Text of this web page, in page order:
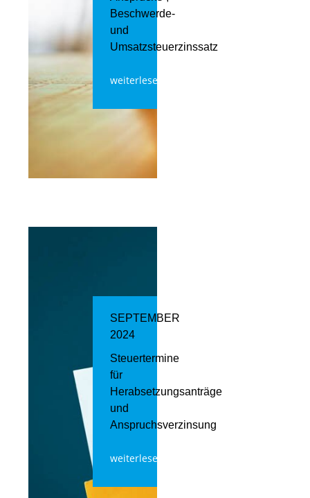
Beschwerde-
und
Umsatzsteuerzinssatz
weiterlesen
SEPTEMBER
2024
Steuertermine
für
Herabsetzungsanträge
und
Anspruchsverzinsung
weiterlesen